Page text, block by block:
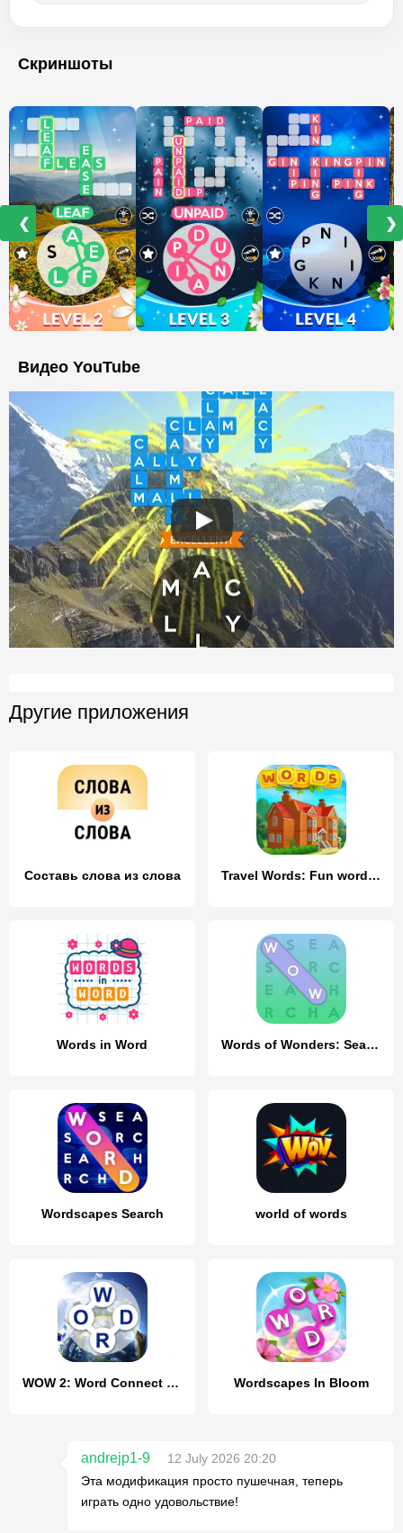
Скриншоты
❮ ❯
Видео YouTube
Другие приложения
Составь слова из слова Travel Words: Fun word games
Words in Word Words of Wonders: Search
Wordscapes Search world of words
WOW 2: Word Connect Game Wordscapes In Bloom
andrejp1-9
12 July 2026 20:20
Эта модификация просто пушечная, теперь
играть одно удовольствие!